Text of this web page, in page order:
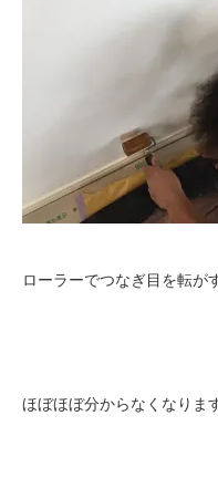
ローラーでつなぎ目を転が
ほぼほぼ分からなくなりま